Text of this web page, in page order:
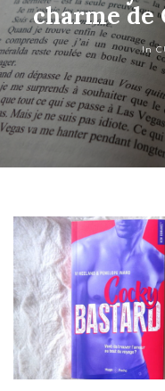
charme de
In